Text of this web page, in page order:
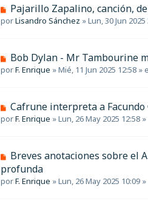
a
jm
e
a
j
N
u
m
e
a
j
Pajarillo Zapalino, canción,
porLisandro Sánchez »Lun, 30 Jun 2025
N
u
m
e
a
j
e
Bob Dylan - Mr Tambourine
porF. Enrique »Mié, 11 Jun 2025 12:58 »
N
u
m
e
n
Cafrune interpreta a
porF. Enrique »Lun, 26 May 2025 12:58
N
u
e
v
Breves anotaciones sobre el
profunda
porF. Enrique »Lun, 26 May 2025 10:09